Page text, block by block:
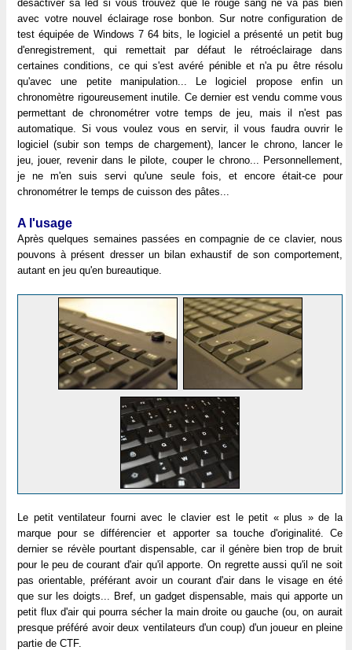
désactiver sa led si vous trouvez que le rouge sang ne va pas bien
avec votre nouvel éclairage rose bonbon. Sur notre configuration de
test équipée de Windows 7 64 bits, le logiciel a présenté un petit bug
d'enregistrement, qui remettait par défaut le rétroéclairage dans
certaines conditions, ce qui s'est avéré pénible et n'a pu être résolu
qu'avec une petite manipulation... Le logiciel propose enfin un
chronomètre rigoureusement inutile. Ce dernier est vendu comme vous
permettant de chronométrer votre temps de jeu, mais il n'est pas
automatique. Si vous voulez vous en servir, il vous faudra ouvrir le
logiciel (subir son temps de chargement), lancer le chrono, lancer le
jeu, jouer, revenir dans le pilote, couper le chrono... Personnellement,
je ne m'en suis servi qu'une seule fois, et encore était-ce pour
chronométrer le temps de cuisson des pâtes...
A l'usage
Après quelques semaines passées en compagnie de ce clavier, nous
pouvons à présent dresser un bilan exhaustif de son comportement,
autant en jeu qu'en bureautique.
Le petit ventilateur fourni avec le clavier est le petit « plus » de la
marque pour se différencier et apporter sa touche d'originalité. Ce
dernier se révèle pourtant dispensable, car il génère bien trop de bruit
pour le peu de courant d'air qu'il apporte. On regrette aussi qu'il ne soit
pas orientable, préférant avoir un courant d'air dans le visage en été
que sur les doigts... Bref, un gadget dispensable, mais qui apporte un
petit flux d'air qui pourra sécher la main droite ou gauche (ou, on aurait
presque préféré avoir deux ventilateurs d'un coup) d'un joueur en pleine
partie de CTF.